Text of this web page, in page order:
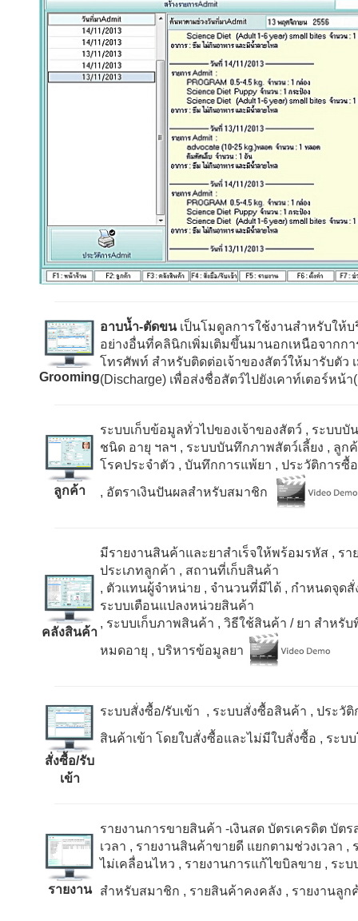
Grooming
อาบน้ำ-ตัดขน เป็นโมดูลการใช้งานสำหรับให้
อย่างอื่นที่คลินิกเพิ่มเติมขึ้นมานอกเหนือจากก
โทรศัพท์ สำหรับติดต่อเจ้าของสัตว์ให้มารับตัว
(Discharge) เพื่อส่งชื่อสัตว์ไปยังเคาท์เตอร์หน้
ลูกค้า
ระบบเก็บข้อมูลทั่วไปของเจ้าของสัตว์ , ระบบบั
ชนิด อายุ ฯลฯ , ระบบบันทึกภาพสัตว์เลี้ยง , ลูก
โรคประจำตัว , บันทึกการแพ้ยา , ประวัติการซื้
, อัตราเงินปันผลสำหรับสมาชิก
คลังสินค้า
มีรายงานสินค้าและยาสำเร็จให้พร้อมรหัส , รา
ประเภทลูกค้า , สถานที่เก็บสินค้า
, ตัวแทนผู้จำหน่าย , จำนวนที่มีได้ , กำหนดจุดสั่
ระบบเตือนแปลงหน่วยสินค้า
, ระบบเก็บภาพสินค้า , วิธีใช้สินค้า / ยา สำหรั
หมดอายุ , บริหารข้อมูลยา
สั่งซื้อ/รับ
เข้า
ระบบสั่งซื้อ/รับเข้า , ระบบสั่งซื้อสินค้า , ประวั
สินค้าเข้า โดยใบสั่งซื้อและไม่มีใบสั่งซื้อ , ระบ
รายงาน
รายงานการขายสินค้า -เงินสด บัตรเครดิต บัตร
เวลา , รายงานสินค้าขายดี แยกตามช่วงเวลา ,
ไม่เคลื่อนไหว , รายงานการแก้ไขบิลขาย , ระบ
สำหรับสมาชิก , รายสินค้าคงคลัง , รายงานลูก